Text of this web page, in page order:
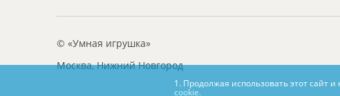
© «Умная игрушка»
Москва, Нижний Новгород
1. Продолжая использовать этот сайт
cookie.